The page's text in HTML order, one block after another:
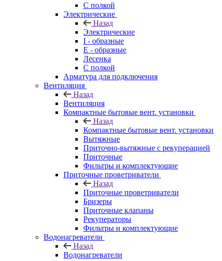
С полкой
Электрические
Назад
Электрические
I - образные
E - образные
Лесенка
С полкой
Арматура для подключения
Вентиляция
Назад
Вентиляция
Компактные бытовые вент. установки
Назад
Компактные бытовые вент. установки
Вытяжные
Приточно-вытяжные с рекуперацией
Приточные
Фильтры и комплектующие
Приточные проветриватели
Назад
Приточные проветриватели
Бризеры
Приточные клапаны
Рекуператоры
Фильтры и комплектующие
Водонагреватели
Назад
Водонагреватели